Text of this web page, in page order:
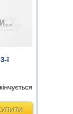
ї